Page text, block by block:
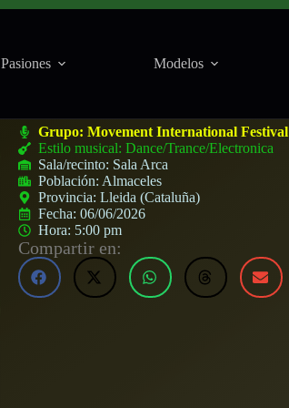
Pasiones Modelos
Grupo:Movement International Festival
Estilo musical: Dance/Trance/Electronica
Sala/recinto: Sala Arca
Población: Almaceles
Provincia:Lleida (Cataluña)
Fecha:06/06/2026
Hora: 5:00 pm
Compartir en: